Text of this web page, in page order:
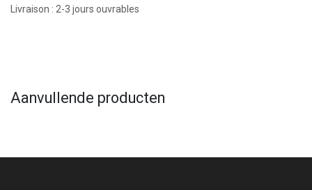
Livraison : 2-3 jours ouvrables
Aanvullende producten